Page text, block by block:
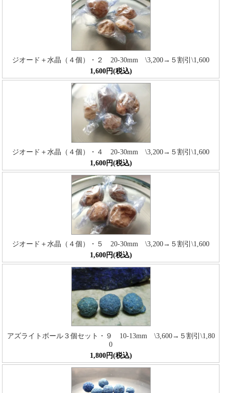
ジオード＋水晶（４個）・２ 20-30mm \3,200→５割引\1,600
1,600円(税込)
ジオード＋水晶（４個）・４ 20-30mm \3,200→５割引\1,600
1,600円(税込)
ジオード＋水晶（４個）・５ 20-30mm \3,200→５割引\1,600
1,600円(税込)
アズライトボール３個セット・９ 10-13mm \3,600→５割引\1,80
0
1,800円(税込)